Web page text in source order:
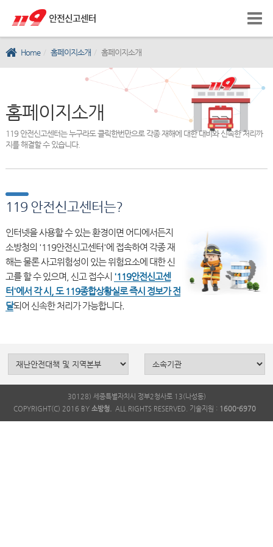
Home 홈페이지소개 홈페이지소개
홈페이지소개
119 안전신고센터는 누구라도 클릭한번만으로 각종 재해에 대한 대비와 신속한 처리까
지를 해결할 수 있습니다.
119 안전신고센터는?
인터넷을 사용할 수 있는 환경이면 어디에서든지
소방청의 '119안전신고센터'에 접속하여 각종 재
해는 물론 사고위험성이 있는 위험요소에 대한 신
고를 할 수 있으며, 신고 접수시 '119안전신고센
터'에서 각 시, 도 119종합상황실로 즉시 정보가 전
달
30128) 세종특별자치시 정부2청사로 13(나성동)
COPYRIGHT(C) 2016 BY 소방청. ALL RIGHTS RESERVED. 기술지원 : 1600-6970